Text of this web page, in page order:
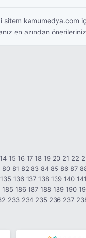
kamumedya.com
en azından
14 15 16 17 18 19 20 21 22
80 81 82 83 84 85 86 87
135 136 137 138 139 140 141
185 186 187 188 189 190
233 234 235 236 237